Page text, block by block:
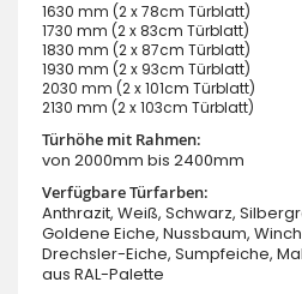
1630 mm (2 x 78cm Türblatt)
1730 mm (2 x 83cm Türblatt)
1830 mm (2 x 87cm Türblatt)
1930 mm (2 x 93cm Türblatt)
2030 mm (2 x 101cm Türblatt)
2130 mm (2 x 103cm Türblatt)
Türhöhe mit Rahmen:
von 2000mm bis 2400mm
Verfügbare Türfarben:
Anthrazit, Weiß, Schwarz,
Goldene Eiche, Nussbaum,
Drechsler-Eiche, Sumpfeiche,
aus RAL-Palette